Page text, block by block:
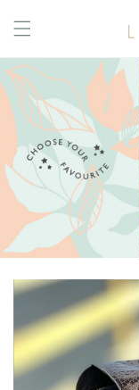
directamente
al contenido